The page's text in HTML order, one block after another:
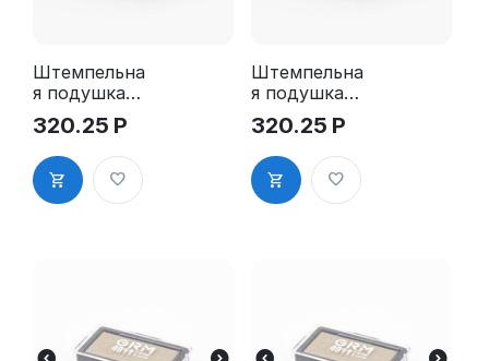
Штемпельна
я подушка
для GRM
4925 2Pads
320.25 Р
Штемпельна
я подушка
для GRM
4925 2Pads,
синяя
320.25 Р